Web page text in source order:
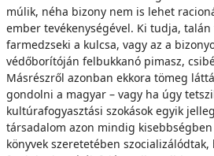
múlik, néha bizony nem is lehet
ember tevékenységével. Ki tudja,
farmedzseki a kulcsa, vagy az a
védőborítóján felbukkanó pimasz,
Másrészről azonban ekkora tömeg
gondolni a magyar – vagy ha úgy
kultúrafogyasztási szokások egyik
társadalom azon mindig
könyvek szeretetében